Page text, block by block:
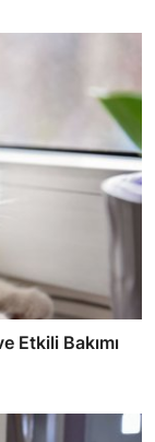
Etkili Bakımı